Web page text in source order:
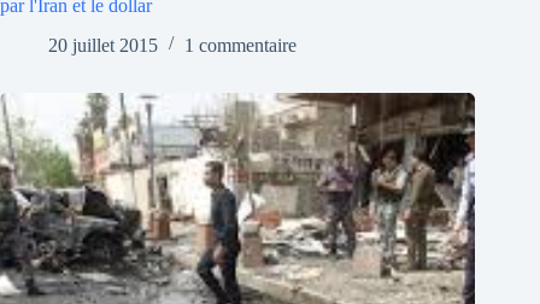
par l'Iran et le dollar
20 juillet 2015
1 commentaire